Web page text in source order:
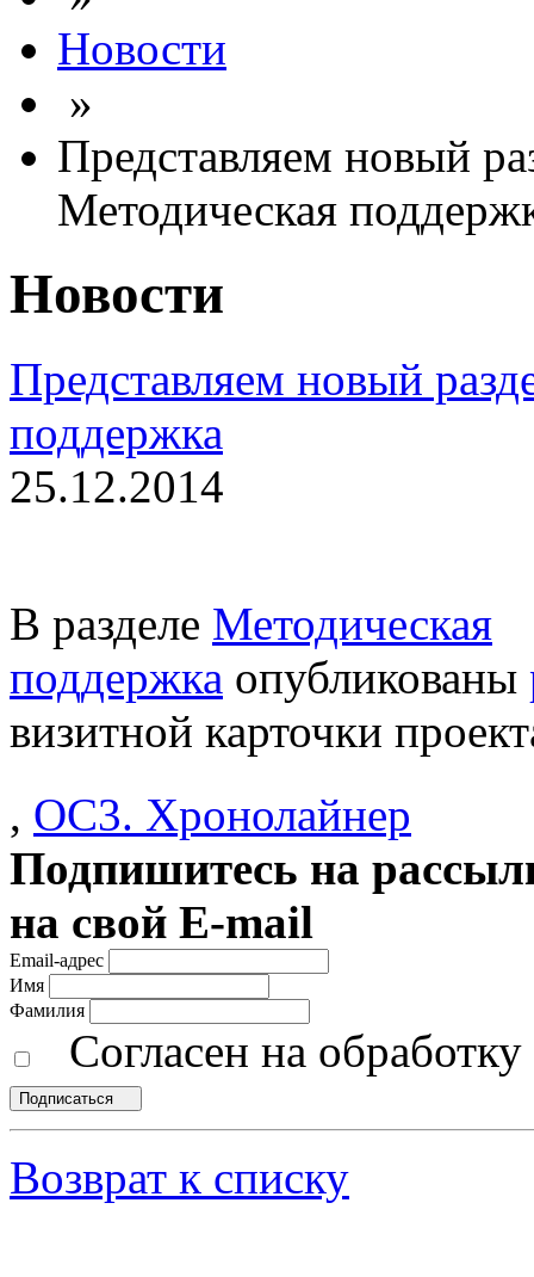
Новости
»
Представляем новый
Методическая
Новости
Представляем новый
поддержка
25.12.2014
В разделе Методическая
поддержка опубликованы
визитной карточки
, ОС3. Хронолайнер
Подпишитесь на
на свой E-mail
Email-адрес
Имя
Фамилия
Согласен на
Подписаться
Возврат к списку